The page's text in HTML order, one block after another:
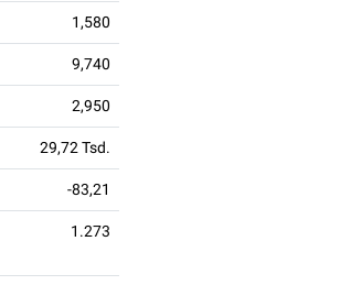
1,580
9,740
2,950
29,72 Tsd.
-83,21
1.273